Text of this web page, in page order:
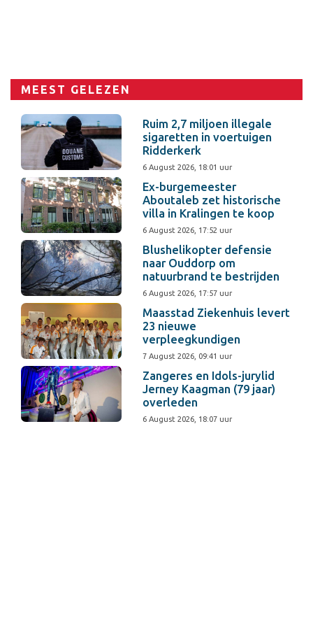
MEEST GELEZEN
Ruim 2,7 miljoen illegale
sigaretten in voertuigen
Ridderkerk
6 August 2026, 18:01 uur
Ex-burgemeester
Aboutaleb zet historische
villa in Kralingen te koop
6 August 2026, 17:52 uur
Blushelikopter defensie
naar Ouddorp om
natuurbrand te bestrijden
6 August 2026, 17:57 uur
Maasstad Ziekenhuis levert
23 nieuwe
verpleegkundigen
7 August 2026, 09:41 uur
Zangeres en Idols-jurylid
Jerney Kaagman (79 jaar)
overleden
6 August 2026, 18:07 uur